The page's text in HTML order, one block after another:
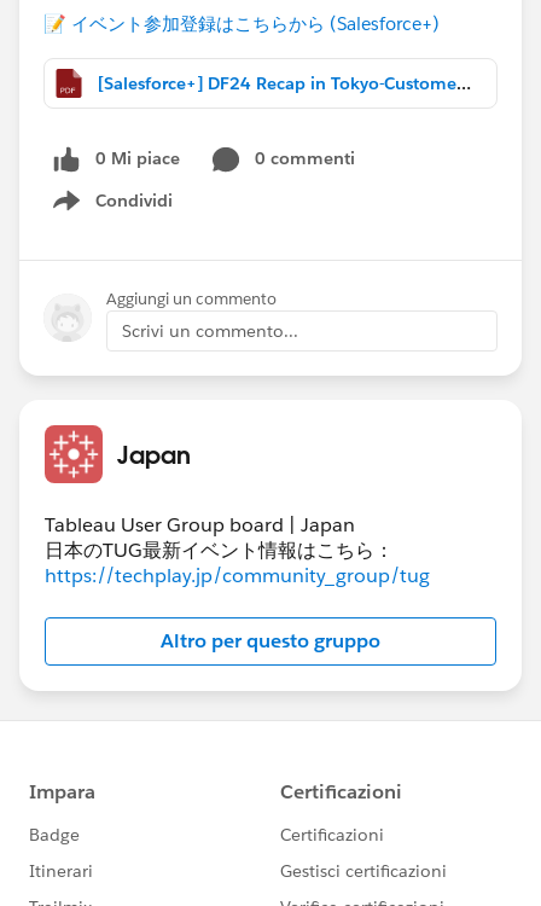
📝 イベント参加登録​はこちらから (Salesforce+)
[Salesforce+] DF24 Recap in Tokyo-Customer Slides.pdf
0 Mi piace
0 commenti
Condividi
Show menu
Aggiungi un commento
Scrivi un commento...
Japan
Tableau User Group board | Japan
日本のTUG最新イベント情報はこちら：
https://techplay.jp/community_group/tug
Altro per questo gruppo